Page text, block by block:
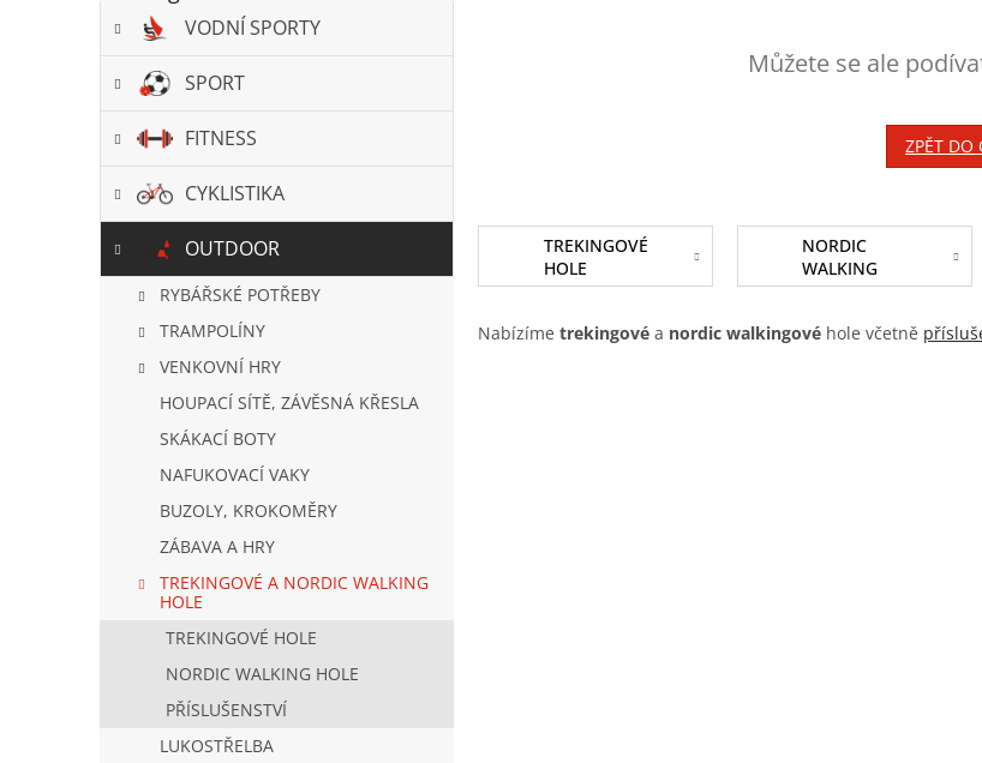
VODNÍ SPORTY
SPORT
FITNESS
CYKLISTIKA
OUTDOOR
RYBÁŘSKÉ POTŘEBY
TRAMPOLÍNY
VENKOVNÍ HRY
HOUPACÍ SÍTĚ, ZÁVĚSNÁ KŘESLA
SKÁKACÍ BOTY
NAFUKOVACÍ VAKY
BUZOLY, KROKOMĚRY
ZÁBAVA A HRY
TREKINGOVÉ A NORDIC WALKING
HOLE
TREKINGOVÉ HOLE
NORDIC WALKING HOLE
PŘÍSLUŠENSTVÍ
LUKOSTŘELBA
Můžete se ale
ZPĚT DO
TREKINGOVÉ
HOLE
NORDIC
WALKING
HOLE
Nabízíme trekingové a nordic walkingové hole včetně